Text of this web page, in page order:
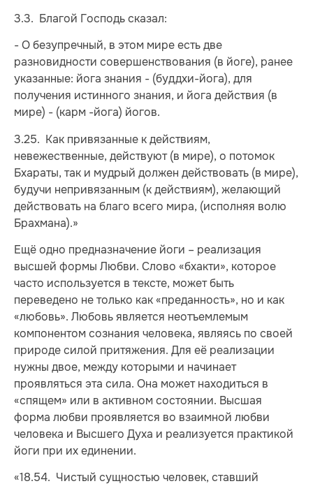
3.3. Благой Господь сказал:
- О безупречный, в этом мире есть две
разновидности совершенствования (в йоге), ранее
указанные: йога знания - (буддхи-йога), для
получения истинного знания, и йога действия (в
мире) - (карм -йога) йогов.
3.25. Как привязанные к действиям,
невежественные, действуют (в мире), о потомок
Бхараты, так и мудрый должен действовать (в мире),
будучи непривязанным (к действиям), желающий
действовать на благо всего мира, (исполняя волю
Брахмана).»
Ещё одно предназначение йоги – реализация
высшей формы Любви. Слово «бхакти», которое
часто используется в тексте, может быть
переведено не только как «преданность», но и как
«любовь». Любовь является неотъемлемым
компонентом сознания человека, являясь по своей
природе силой притяжения. Для её реализации
нужны двое, между которыми и начинает
проявляться эта сила. Она может находиться в
«спящем» или в активном состоянии. Высшая
форма любви проявляется во взаимной любви
человека и Высшего Духа и реализуется практикой
йоги при их единении.
«18.54. Чистый сущностью человек, ставший